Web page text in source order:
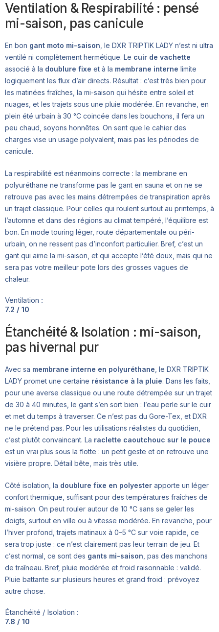
Ventilation & Respirabilité : pensé
mi-saison, pas canicule
En bon gant moto mi-saison , le DXR TRIPTIK LADY n’est ni ultra
ventilé ni complètement hermétique. Le cuir de vachette
associé à la doublure fixe et à la membrane interne limite
logiquement les flux d’air directs. Résultat : c’est très bien pour
les matinées fraîches, la mi-saison qui hésite entre soleil et
nuages, et les trajets sous une pluie modérée. En revanche, en
plein été urbain à 30 °C coincée dans les bouchons, il fera un
peu chaud, soyons honnêtes. On sent que le cahier des
charges vise un usage polyvalent, mais pas les périodes de
canicule.
La respirabilité est néanmoins correcte : la membrane en
polyuréthane ne transforme pas le gant en sauna et on ne se
retrouve pas avec les mains détrempées de transpiration après
un trajet classique. Pour celles qui roulent surtout au printemps, à
l’automne et dans des régions au climat tempéré, l’équilibre est
bon. En mode touring léger, route départementale ou péri-
urbain, on ne ressent pas d’inconfort particulier. Bref, c’est un
gant qui aime la mi-saison, et qui accepte l’été doux, mais qui ne
sera pas votre meilleur pote lors des grosses vagues de
chaleur.
Ventilation :
7.2 / 10
Étanchéité & Isolation : mi-saison,
pas hivernal pur
Avec sa membrane interne en polyuréthane , le DXR TRIPTIK
LADY promet une certaine résistance à la pluie. Dans les faits,
pour une averse classique ou une route détrempée sur un trajet
de 30 à 40 minutes, le gant s’en sort bien : l’eau perle sur le cuir
et met du temps à traverser. Ce n’est pas du Gore-Tex, et DXR
ne le prétend pas. Pour les utilisations réalistes du quotidien,
c’est plutôt convaincant. La raclette caoutchouc sur le pouce
est un vrai plus sous la flotte : un petit geste et on retrouve une
visière propre. Détail bête, mais très utile.
Côté isolation, la doublure fixe en polyester apporte un léger
confort thermique, suffisant pour des températures fraîches de
mi-saison. On peut rouler autour de 10 °C sans se geler les
doigts, surtout en ville ou à vitesse modérée. En revanche, pour
l’hiver profond, trajets matinaux à 0–5 °C sur voie rapide, ce
sera trop juste : ce n’est clairement pas leur terrain de jeu. Et
c’est normal, ce sont des gants mi-saison , pas des manchons
de traîneau. Bref, pluie modérée et froid raisonnable : validé.
Pluie battante sur plusieurs heures et grand froid : prévoyez
autre chose.
Étanchéité / Isolation :
7.8 / 10